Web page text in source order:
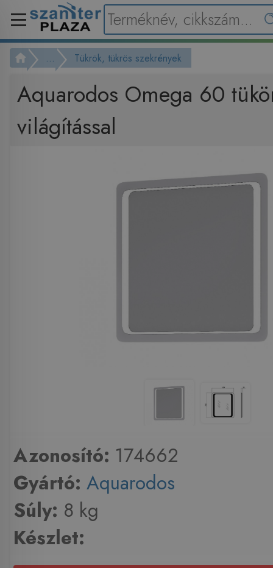
... Tükrök, tükrös szekrények
Aquarodos Omega 60
világítással
Azonosító: 174662
Gyártó: Aquarodos
Súly: 8 kg
Készlet: